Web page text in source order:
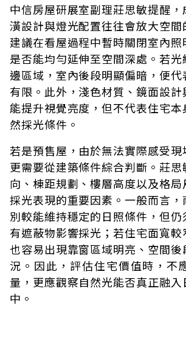
中信房屋研展室副理莊思敏提醒
潢設計與燈光配置往往會放大空
建議在看屋過程中暫時關閉室內
是否能均勻延伸至空間深處。若
邊區域，室內後段明顯偏暗，便
有限。此外，淺色材質、鏡面設
能提升視覺亮度，但不代表住宅本
然採光條件。
若是預售屋，由於無法實際感受現
更需要從建築條件綜合判斷。莊
向、棟距規劃、樓層高度以及格
採光表現的重要因素。一般而言，
別較能維持穩定的日照條件，但
有遮蔽物影響採光；若住宅面寬較
也容易出現靠窗區域明亮、空間後
況。因此，評估住宅價值時，不
量，更應觀察自然光能否真正融入
中。